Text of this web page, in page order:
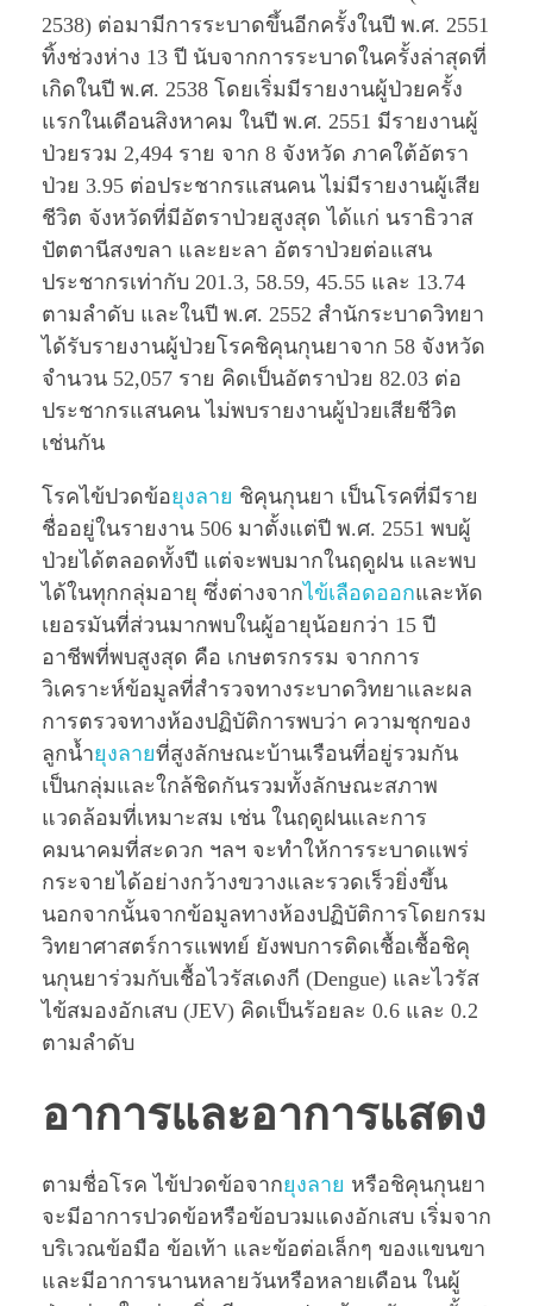
2538) ต่อมามีการระบาดขึ้นอีกครั้งในปี พ.ศ. 2551
ทิ้งช่วงห่าง 13 ปี นับจากการระบาดในครั้งล่าสุดที่
เกิดในปี พ.ศ. 2538 โดยเริ่มมีรายงานผู้ป่วยครั้ง
แรกในเดือนสิงหาคม ในปี พ.ศ. 2551 มีรายงานผู้
ป่วยรวม 2,494 ราย จาก 8 จังหวัด ภาคใต้อัตรา
ป่วย 3.95 ต่อประชากรแสนคน ไม่มีรายงานผู้เสีย
ชีวิต จังหวัดที่มีอัตราป่วยสูงสุด ได้แก่ นราธิวาส
ปัตตานีสงขลา และยะลา อัตราป่วยต่อแสน
ประชากรเท่ากับ 201.3, 58.59, 45.55 และ 13.74
ตามลำดับ และในปี พ.ศ. 2552 สำนักระบาดวิทยา
ได้รับรายงานผู้ป่วยโรคชิคุนกุนยาจาก 58 จังหวัด
จำนวน 52,057 ราย คิดเป็นอัตราป่วย 82.03 ต่อ
ประชากรแสนคน ไม่พบรายงานผู้ป่วยเสียชีวิต
เช่นกัน
โรคไข้ปวดข้อยุงลาย ชิคุนกุนยา เป็นโรคที่มีราย
ชื่ออยู่ในรายงาน 506 มาตั้งแต่ปี พ.ศ. 2551 พบผู้
ป่วยได้ตลอดทั้งปี แต่จะพบมากในฤดูฝน และพบ
ได้ในทุกกลุ่มอายุ ซึ่งต่างจากไข้เลือดออกและหัด
เยอรมันที่ส่วนมากพบในผู้อายุน้อยกว่า 15 ปี
อาชีพที่พบสูงสุด คือ เกษตรกรรม จากการ
วิเคราะห์ข้อมูลที่สำรวจทางระบาดวิทยาและผล
การตรวจทางห้องปฏิบัติการพบว่า ความชุกของ
ลูกนํ้ายุงลายที่สูงลักษณะบ้านเรือนที่อยู่รวมกัน
เป็นกลุ่มและใกล้ชิดกันรวมทั้งลักษณะสภาพ
แวดล้อมที่เหมาะสม เช่น ในฤดูฝนและการ
คมนาคมที่สะดวก ฯลฯ จะทำให้การระบาดแพร่
กระจายได้อย่างกว้างขวางและรวดเร็วยิ่งขึ้น
นอกจากนั้นจากข้อมูลทางห้องปฏิบัติการโดยกรม
วิทยาศาสตร์การแพทย์ ยังพบการติดเชื้อเชื้อชิคุ
นกุนยาร่วมกับเชื้อไวรัสเดงกี (Dengue) และไวรัส
ไข้สมองอักเสบ (JEV) คิดเป็นร้อยละ 0.6 และ 0.2
ตามลำดับ
อาการและอาการแสดง
ตามชื่อโรค ไข้ปวดข้อจากยุงลาย หรือชิคุนกุนยา
จะมีอาการปวดข้อหรือข้อบวมแดงอักเสบ เริ่มจาก
บริเวณข้อมือ ข้อเท้า และข้อต่อเล็กๆ ของแขนขา
และมีอาการนานหลายวันหรือหลายเดือน ในผู้